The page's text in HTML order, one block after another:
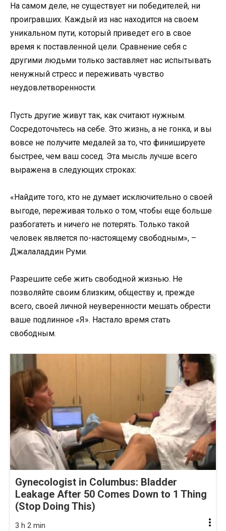
На самом деле, не существует ни победителей, ни
проигравших. Каждый из нас находится на своем
уникальном пути, который приведет его в свое
время к поставленной цели. Сравнение себя с
другими людьми только заставляет нас испытывать
ненужный стресс и переживать чувство
неудовлетворенности.
Пусть другие живут так, как считают нужным.
Сосредоточьтесь на себе. Это жизнь, а не гонка, и вы
вовсе не получите медалей за то, что финишируете
быстрее, чем ваш сосед. Эта мысль лучше всего
выражена в следующих строках:
«Найдите того, кто не думает исключительно о своей
выгоде, переживая только о том, чтобы еще больше
разбогатеть и ничего не потерять. Только такой
человек является по-настоящему свободным», –
Джалаладдин Руми.
Разрешите себе жить свободной жизнью. Не
позволяйте своим близким, обществу и, прежде
всего, своей личной неуверенности мешать обрести
ваше подлинное «Я». Настало время стать
свободным.
Gynecologist in Columbus: Bladder
Leakage After 50 Comes Down to 1 Thing
(Stop Doing This)
3 h 2 min